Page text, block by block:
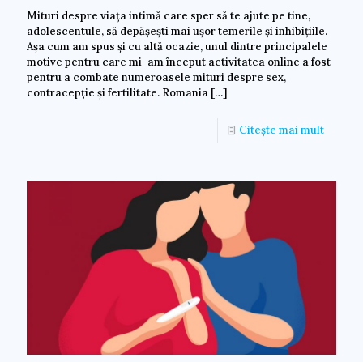
Mituri despre viața intimă care sper să te ajute pe tine,
adolescentule, să depășești mai ușor temerile și inhibițiile.
Așa cum am spus și cu altă ocazie, unul dintre principalele
motive pentru care mi-am început activitatea online a fost
pentru a combate numeroasele mituri despre sex,
contracepție și fertilitate. Romania […]
Citește mai mult